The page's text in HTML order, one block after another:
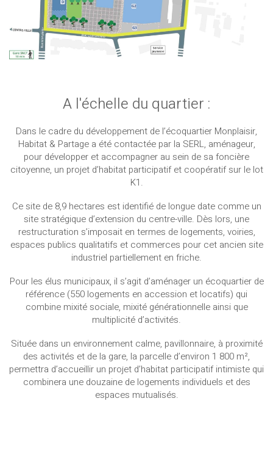
A l'échelle du quartier :
Dans le cadre du développement de l’écoquartier Monplaisir,
Habitat & Partage a été contactée par la SERL, aménageur,
pour développer et accompagner au sein de sa foncière
citoyenne, un projet d’habitat participatif et coopératif sur le lot
K1.
Ce site de 8,9 hectares est identifié de longue date comme un
site stratégique d’extension du centre-ville. Dès lors, une
restructuration s’imposait en termes de logements, voiries,
espaces publics qualitatifs et commerces pour cet ancien site
industriel partiellement en friche.
Pour les élus municipaux, il s’agit d’aménager un écoquartier de
référence (550 logements en accession et locatifs) qui
combine mixité sociale, mixité générationnelle ainsi que
multiplicité d’activités.
Située dans un environnement calme, pavillonnaire, à proximité
des activités et de la gare, la parcelle d’environ 1 800 m²,
permettra d’accueillir un projet d’habitat participatif intimiste qui
combinera une douzaine de logements individuels et des
espaces mutualisés.